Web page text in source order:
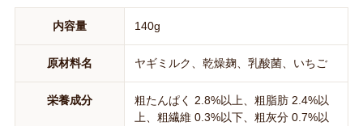
内容量 140g
原材料名 ヤギミルク、乾燥麹、乳酸菌、いちご
栄養成分
粗たんぱく 2.8%以上、粗脂肪 2.4%以
上、粗繊維 0.3%以下、粗灰分 0.7%以